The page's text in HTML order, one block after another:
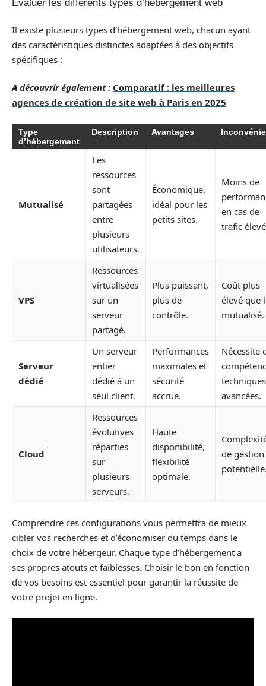
Évaluer les différents types d’hébergement web
Il existe plusieurs types d’hébergement web, chacun ayant
des caractéristiques distinctes adaptées à des objectifs
spécifiques :
A découvrir également : Comparatif : les meilleures
agences de création de site web à Paris en 2025
Type
d’hébergement
Description Avantages
Mutualisé
Les
ressources
sont
partagées
entre
plusieurs
utilisateurs.
Économique,
idéal pour les
petits sites.
Moins de
en cas de
trafic
VPS
Ressources
virtualisées
sur un
serveur
partagé.
Plus puissant,
plus de
contrôle.
Coût plus
élevé que
mutualisé.
Serveur
dédié
Un serveur
entier
dédié à un
seul client.
Performances
maximales et
sécurité
accrue.
Nécessite
techniques
avancées.
Cloud
Ressources
évolutives
réparties
sur
plusieurs
serveurs.
Haute
disponibilité,
flexibilité
optimale.
de gestion
Comprendre ces configurations vous permettra de mieux
cibler vos recherches et d’économiser du temps dans le
choix de votre hébergeur. Chaque type d’hébergement a
ses propres atouts et faiblesses. Choisir le bon en fonction
de vos besoins est essentiel pour garantir la réussite de
votre projet en ligne.